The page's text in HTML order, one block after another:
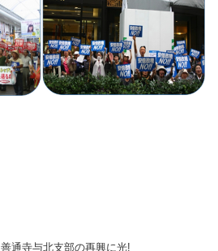
善通寺与北支部の再興に光!